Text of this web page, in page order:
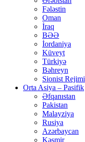
Fələstin
Oman
İraq
BƏƏ
İordaniya
Küveyt
Türkiyə
Bəhreyn
Sionist Rejimi
Orta Asiya – Pasifik
Əfqanıstan
Pakistan
Malayziya
Rusiya
Azərbaycan
Kəşmir